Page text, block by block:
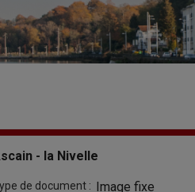
- la Nivelle
de document : Image fixe